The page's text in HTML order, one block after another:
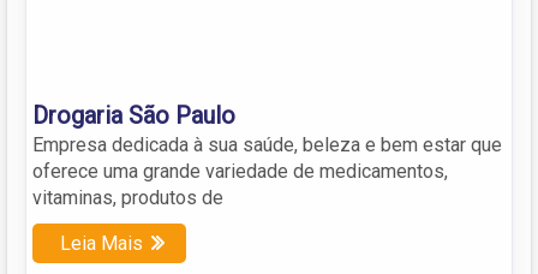
Drogaria São Paulo
Empresa dedicada à sua saúde, beleza e bem estar que
oferece uma grande variedade de medicamentos,
vitaminas, produtos de
Leia Mais